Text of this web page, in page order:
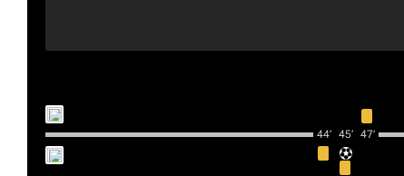
44‎’‎ 45‎’‎ 47‎’‎